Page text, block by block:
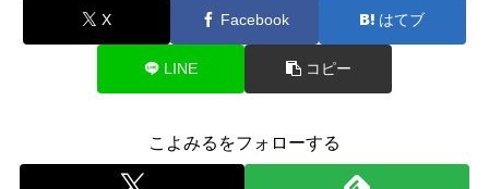
X Facebook はてブ
LINE コピー
こよみるをフォローする